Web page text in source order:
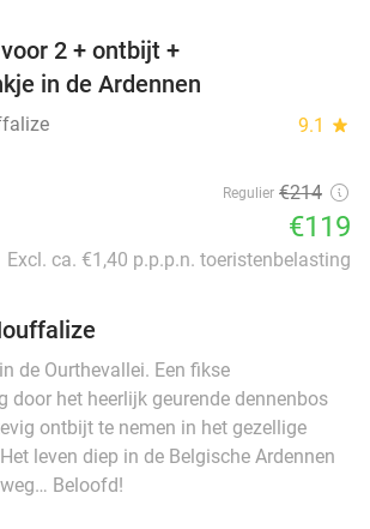
2 + ontbijt +
in de Ardennen
9.1 star
Regulier €214
€119
Excl. ca. €1,40 p.p.p.n. toeristenbelasting
de Ourthevallei. Een fikse
door het heerlijk geurende dennenbos
ontbijt te nemen in het gezellige
leven diep in de Belgische Ardennen
Beloofd!